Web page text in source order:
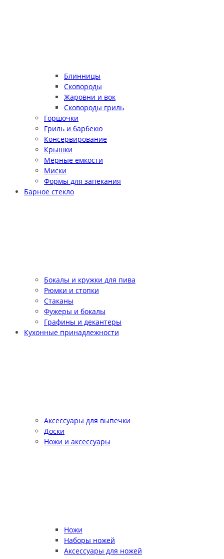
Блинницы
Сковороды
Жаровни и вок
Сковороды гриль
Горшочки
Гриль и барбекю
Консервирование
Крышки
Мерные емкости
Миски
Формы для запекания
Барное стекло
Бокалы и кружки для пива
Рюмки и стопки
Стаканы
Фужеры и бокалы
Графины и декантеры
Кухонные принадлежности
Аксессуары для выпечки
Доски
Ножи и аксессуары
Ножи
Наборы ножей
Аксессуары для ножей